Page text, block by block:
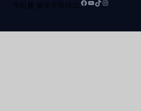
우리를 팔로우하세요:페
스
유
브
틱 인
타